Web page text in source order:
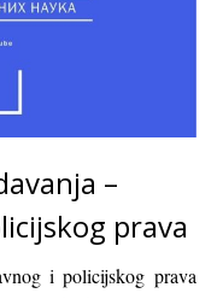
–
prava
i policijskog prava